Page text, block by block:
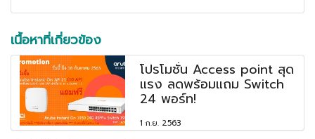
เนื้อหาที่เกี่ยวข้อง
โปรโมชั่น Access point สุด
แรง ลดพร้อมแถม Switch
24 พอร์ท!
1 ก.ย. 2563